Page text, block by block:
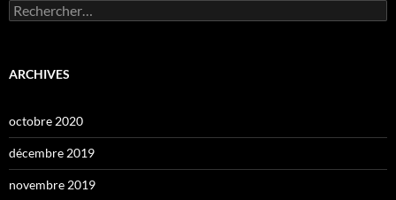
Rechercher :
ARCHIVES
octobre 2020
décembre 2019
novembre 2019